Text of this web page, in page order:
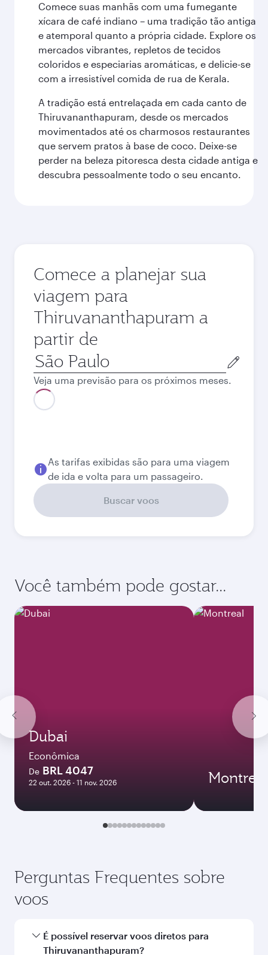
Comece suas manhãs com uma fumegante
xícara de café indiano – uma tradição tão antiga
e atemporal quanto a própria cidade. Explore os
mercados vibrantes, repletos de tecidos
coloridos e especiarias aromáticas, e delicie-se
com a irresistível comida de rua de Kerala.
A tradição está entrelaçada em cada canto de
Thiruvananthapuram, desde os mercados
movimentados até os charmosos restaurantes
que servem pratos à base de coco. Deixe-se
perder na beleza pitoresca desta cidade antiga e
descubra pessoalmente todo o seu encanto.
Comece a planejar sua
viagem para
Thiruvananthapuram a
partir de
Cidade
de
origem
Veja uma previsão para os próximos meses.
Melhor tarifa
Setembro
BRL8.344,03
Outubro
BRL 8.344,03
Dezembro
Janeiro
Buscar voos